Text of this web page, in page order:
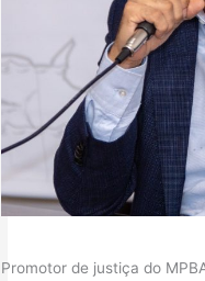
Promotor de justiça do